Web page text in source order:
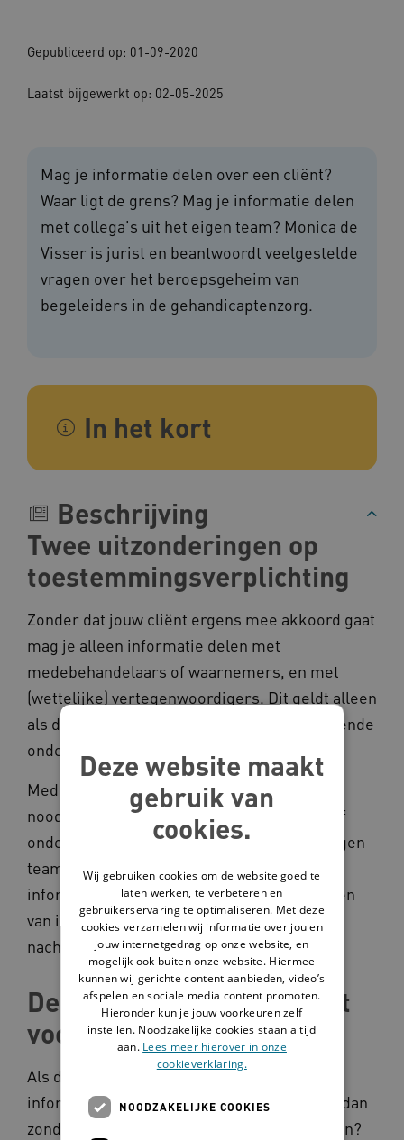
Gepubliceerd op: 01-09-2020
Laatst bijgewerkt op: 02-05-2025
Mag je informatie delen over een cliënt?
Waar ligt de grens? Mag je informatie delen
met collega's uit het eigen team? Monica de
Visser is jurist en beantwoordt veelgestelde
vragen over het beroepsgeheim van
begeleiders in de gehandicaptenzorg.
In het kort
Beschrijving
Twee uitzonderingen op
toestemmingsverplichting
Zonder dat jouw cliënt ergens mee akkoord gaat
mag je alleen informatie delen met
medebehandelaars of waarnemers, en met
(wettelijke) vertegenwoordigers. Dit geldt alleen
als dit écht nodig is en als er daardoor passende
ondersteuning wordt gegeven.
Medebehandelaars zijn alle collega’s die
noodzakelijk betrokken zijn bij de zorg en/of
ondersteuning aan jouw cliënt. Binnen je eigen
team mag je dus zonder toestemming
informatie delen. Dit geldt ook voor het delen
van informatie met medewerkers van de
nachtzorg en calamiteitendienst.
De wens van de cliënt gaat
voor
Als de (wettelijke) vertegenwoordiger
informatie over een cliënt opvraagt, mag je dan
zonder zijn toestemming de informatie delen?
Deze website maakt
gebruik van
cookies.
Wij gebruiken cookies om de website goed te
laten werken, te verbeteren en
gebruikerservaring te optimaliseren. Met deze
cookies verzamelen wij informatie over jou en
jouw internetgedrag op onze website, en
mogelijk ook buiten onze website. Hiermee
kunnen wij gerichte content aanbieden, video’s
afspelen en sociale media content promoten.
Hieronder kun je jouw voorkeuren zelf
instellen. Noodzakelijke cookies staan altijd
aan. Lees meer hierover in onze
cookieverklaring.
NOODZAKELIJKE COOKIES